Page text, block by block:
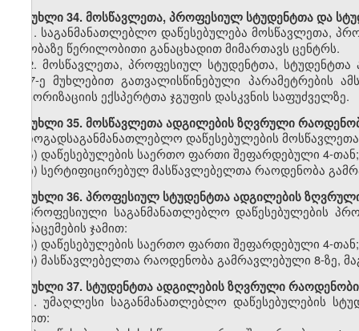
მუხლი34. მოსწავლეთა, პროფესიულ სტუდენტთა და
1. საგანმანათლებლო დაწესებულებამოსწავლეთა,
თაობაზე წერილობითი განაცხადით მიმართავს ცენტრს.
2. მოსწავლეთა, პროფესიულ სტუდენტთა,
7-ე მუხლებით გათვალისწინებული პარამეტრების
ავტორიზაციის ექსპერტთა ჯგუფის დასკვნის საფუძველზე.
მუხლი35. მოსწავლეთა ადგილების ზღვრული
ზოგადსაგანმანათლებლო დაწესებულების
ა) დაწესებულების საერთო ფართი შეფარდებული 4-თან;
ბ) სერტიფიცირებულმასწავლებელთა რაოდენობა
მუხლი36. პროფესიულ სტუდენტთა ადგილების
პროფესიული საგანმანათლებლო დაწესებულების
მონაცემების ჯამით:
ა) დაწესებულების საერთო ფართი შეფარდებული 4-თან;
ბ) მასწავლებელთა რაოდენობა გამრავლებული 8-ზე,
მუხლი37. სტუდენტთა ადგილების ზღვრული
1. უმაღლესი საგანმანათლებლოდაწესებულების
ჯამით: